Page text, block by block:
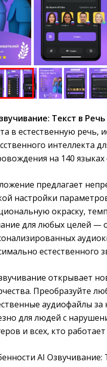
Текст в Речь
в естественную
интеллекта
на 140
предлагает
настройки
окраску,
для любых целей —
естественного
открывает
Преобразуйте
аудиофайлы
для людей с
и всех, кто
AI Озвучивание: